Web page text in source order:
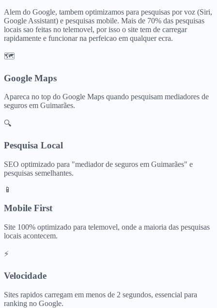
Alem do Google, tambem optimizamos para pesquisas por voz (Siri,
Google Assistant) e pesquisas mobile. Mais de 70% das pesquisas
locais sao feitas no telemovel, por isso o site tem de carregar
rapidamente e funcionar na perfeicao em qualquer ecra.
🗺️
Google Maps
Apareca no top do Google Maps quando pesquisam mediadores de
seguros em Guimarães.
🔍
Pesquisa Local
SEO optimizado para "mediador de seguros em Guimarães" e
pesquisas semelhantes.
📱
Mobile First
Site 100% optimizado para telemovel, onde a maioria das pesquisas
locais acontecem.
⚡
Velocidade
Sites rapidos carregam em menos de 2 segundos, essencial para
ranking no Google.